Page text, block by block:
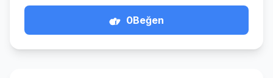
0Beğen